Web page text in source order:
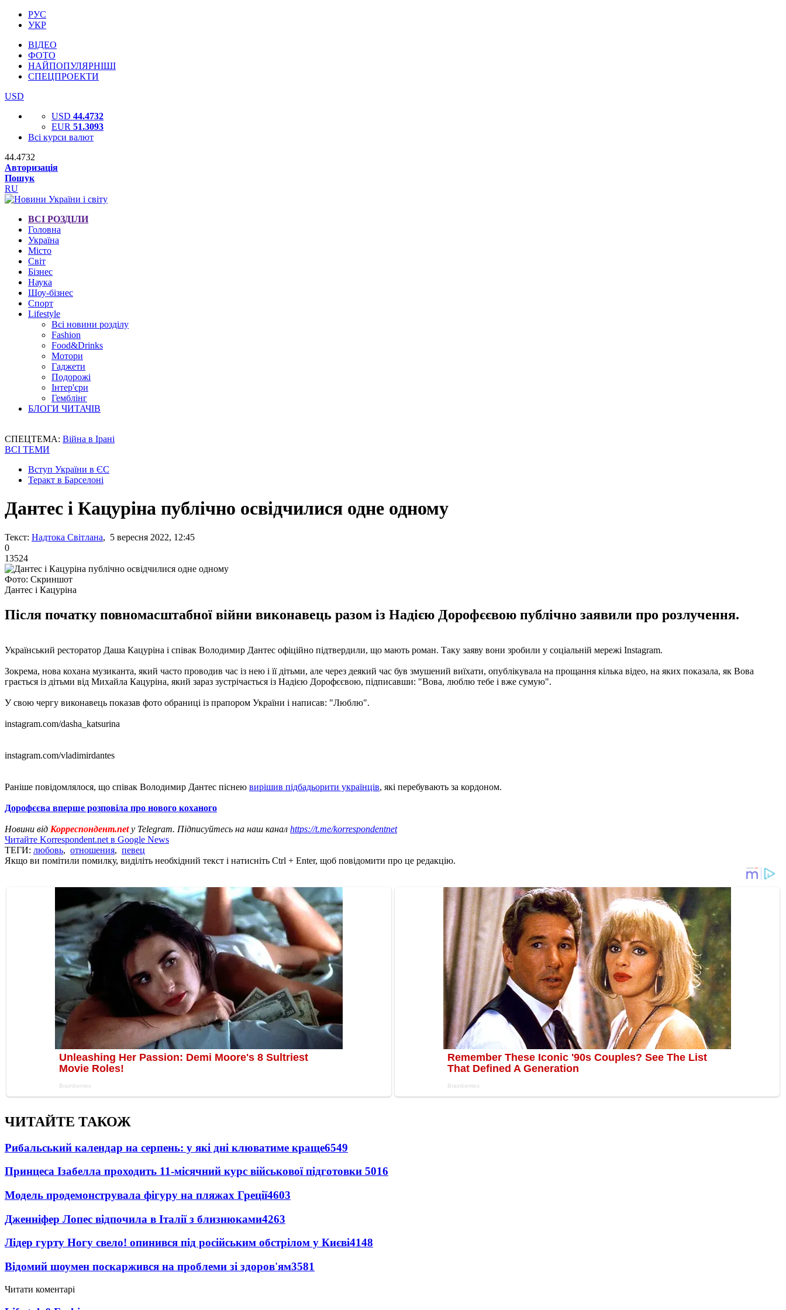
РУС
УКР
ВІДЕО
ФОТО
НАЙПОПУЛЯРНІШІ
СПЕЦПРОЕКТИ
USD
USD 44.4732
EUR 51.3093
Всі курси валют
44.4732
Авторизація
Пошук
RU
ВСІ РОЗДІЛИ
Головна
Україна
Місто
Світ
Бізнес
Наука
Шоу-бізнес
Спорт
Lifestyle
Всі новини розділу
Fashion
Food&Drinks
Мотори
Гаджети
Подорожі
Інтер'єри
Гемблінг
БЛОГИ ЧИТАЧІВ
СПЕЦТЕМА: Війна в Ірані
ВСІ ТЕМИ
Вступ України в ЄС
Теракт в Барселоні
Дантес і Кацуріна публічно освідчилися одне одному
Текст: Надтока Світлана, 5 вересня 2022, 12:45
0
13524
Фото: Скриншот
Дантес і Кацуріна
Після початку повномасштабної війни виконавець разом із Надією Дорофєєвою публічно заявили про розлучення.
Український ресторатор Даша Кацуріна і співак Володимир Дантес офіційно підтвердили, що мають роман. Таку заяву вони зробили у соціальній мережі Instagram.
Зокрема, нова кохана музиканта, який часто проводив час із нею і її дітьми, але через деякий час був змушений виїхати, опублікувала на прощання кілька відео, на яких показала, як Вова
грається із дітьми від Михайла Кацуріна, який зараз зустрічається із Надією Дорофєєвою, підписавши: "Вова, люблю тебе і вже сумую".
У свою чергу виконавець показав фото обраниці із прапором України і написав: "Люблю".
instagram.com/dasha_katsurina
instagram.com/vladimirdantes
Раніше повідомлялося, що співак Володимир Дантес піснею вирішив підбадьорити українців, які перебувають за кордоном.
Дорофєєва вперше розповіла про нового коханого
Новини від Корреспондент.netу Telegram. Підписуйтесь на наш канал https://t.me/korrespondentnet
Читайте Korrespondent.net в Google News
ТЕГИ: любовь, отношения, певец
Якщо ви помітили помилку, виділіть необхідний текст і натисніть Ctrl + Enter, щоб повідомити про це редакцію.
ЧИТАЙТЕ ТАКОЖ
Рибальський календар на серпень: у які дні клюватиме краще6549
Принцеса Ізабелла проходить 11-місячний курс військової підготовки 5016
Модель продемонструвала фігуру на пляжах Греції4603
Дженніфер Лопес відпочила в Італії з близнюками4263
Лідер гурту Ногу свело! опинився під російським обстрілом у Києві4148
Відомий шоумен поскаржився на проблеми зі здоров'ям3581
Читати коментарі